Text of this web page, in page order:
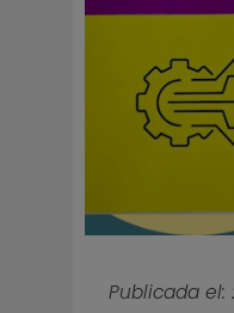
Publicada el: